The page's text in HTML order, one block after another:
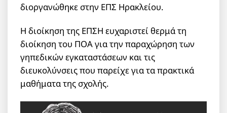
διοργανώθηκε στην ΕΠΣ Ηρακλείου.
Η διοίκηση της ΕΠΣΗ ευχαριστεί θερμά τη
διοίκηση του ΠΟΑ για την παραχώρηση των
γηπεδικών εγκαταστάσεων και τις
διευκολύνσεις που παρείχε για τα πρακτικά
μαθήματα της σχολής.